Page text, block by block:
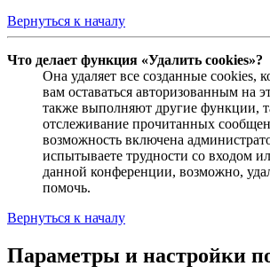
Вернуться к началу
Что делает функция «Удалить cookies»?
Она удаляет все созданные cookies,
вам оставаться авторизованным на
также выполняют другие функции,
отслеживание прочитанных
возможность включена
испытываете трудности со входом
данной конференции, возможно,
помочь.
Вернуться к началу
Параметры и настройки